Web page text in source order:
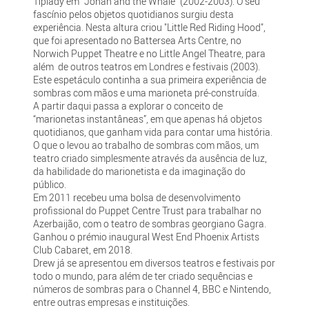
fascínio pelos objetos quotidianos surgiu desta
experiência. Nesta altura criou "Little Red Riding Hood",
que foi apresentado no Battersea Arts Centre, no
Norwich Puppet Theatre e no Little Angel Theatre, para
além de outros teatros em Londres e festivais (2003).
Este espetáculo continha a sua primeira experiência de
sombras com mãos e uma marioneta pré-construída.
A partir daqui passa a explorar o conceito de
“marionetas instantâneas”, em que apenas há objetos
quotidianos, que ganham vida para contar uma história.
O que o levou ao trabalho de sombras com mãos, um
teatro criado simplesmente através da ausência de luz,
da habilidade do marionetista e da imaginação do
público.
Em 2011 recebeu uma bolsa de desenvolvimento
profissional do Puppet Centre Trust para trabalhar no
Azerbaijão, com o teatro de sombras georgiano Gagra.
Ganhou o prémio inaugural West End Phoenix Artists
Club Cabaret, em 2018.
Drew já se apresentou em diversos teatros e festivais por
todo o mundo, para além de ter criado sequências e
números de sombras para o Channel 4, BBC e Nintendo,
entre outras empresas e instituições.